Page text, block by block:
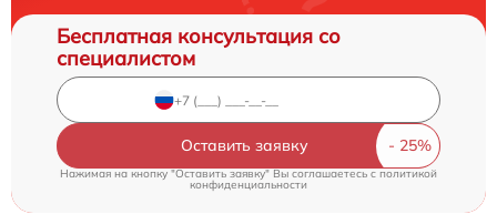
Бесплатная консультация со
специалистом
Оставить заявку
Нажимая на кнопку "Оставить заявку" Вы соглашаетесь cполитикой
конфиденциальности